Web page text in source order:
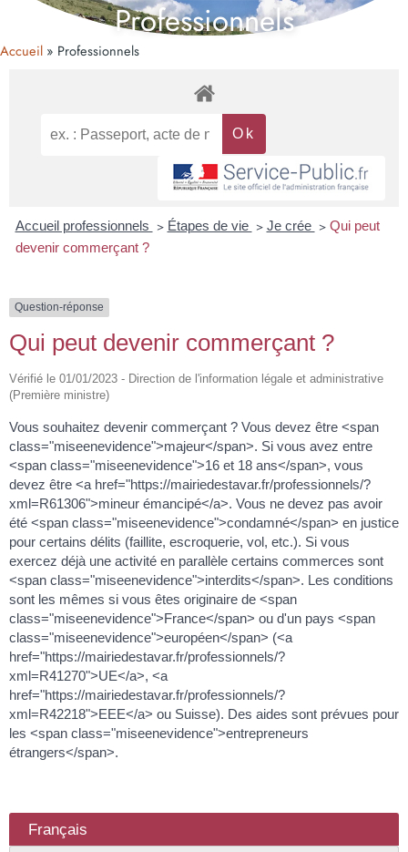
Professionnels
Accueil Professionnels
Accueil professionnels > Étapes de vie > Je crée > Qui peut
devenir commerçant ?
Question-réponse
Qui peut devenir commerçant ?
Vérifié le 01/01/2023 - Direction de l'information légale et administrative
(Première ministre)
Vous souhaitez devenir commerçant ? Vous devez être <span
class="miseenevidence">majeur</span>. Si vous avez entre
<span class="miseenevidence">16 et 18 ans</span>, vous
devez être <a href="https://mairiedestavar.fr/professionnels/?
xml=R61306">mineur émancipé</a>. Vous ne devez pas avoir
été <span class="miseenevidence">condamné</span> en justice
pour certains délits (faillite, escroquerie, vol, etc.). Si vous
exercez déjà une activité en parallèle certains commerces sont
<span class="miseenevidence">interdits</span>. Les conditions
sont les mêmes si vous êtes originaire de <span
class="miseenevidence">France</span> ou d'un pays <span
class="miseenevidence">européen</span> (<a
href="https://mairiedestavar.fr/professionnels/?
xml=R41270">UE</a>, <a
href="https://mairiedestavar.fr/professionnels/?
xml=R42218">EEE</a> ou Suisse). Des aides sont prévues pour
les <span class="miseenevidence">entrepreneurs
étrangers</span>.
Français